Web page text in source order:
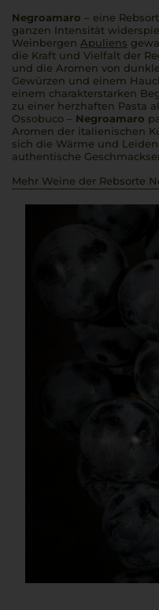
Negroamaro – eine
ganzen Intensität
Weinbergen Apuliens
die Kraft und Vielfalt der
und die Aromen von
Gewürzen und einem
einem charakterstarken
zu einer herzhaften Pasta
Ossobuco – Negroamaro
Aromen der italienischen
sich die Wärme und
authentische
Mehr Weine der Rebsorte